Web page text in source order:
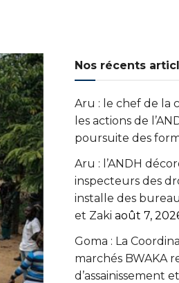
Nos récents
Aru : le chef de la
les actions de
poursuite des
Aru : l’ANDH
inspecteurs des
installe des
et Zaki août 7,
Goma : La
marchés BWAKA
d’assainissement